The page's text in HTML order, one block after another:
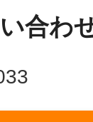
合わ